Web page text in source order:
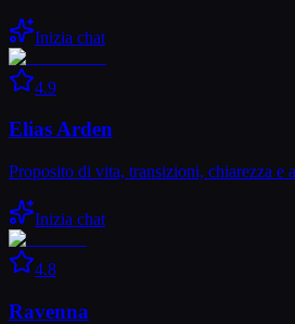
Inizia chat
4.9
Elias Arden
Proposito di vita, transizioni, chiarezza
Inizia chat
4.8
Ravenna